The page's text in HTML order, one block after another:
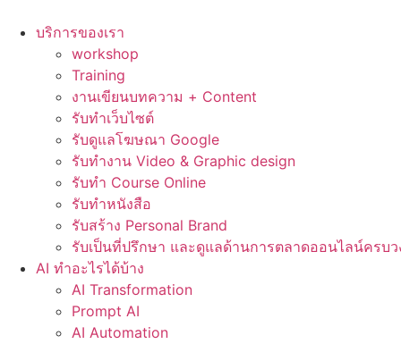
บริการของเรา
workshop
Training
งานเขียนบทความ + Content
รับทำเว็บไซต์
รับดูแลโฆษณา Google
รับทำงาน Video & Graphic design
รับทำ Course Online
รับทำหนังสือ
รับสร้าง Personal Brand
รับเป็นที่ปรึกษา และดูแลด้านการตลาดออนไลน์ครบว
AI ทำอะไรได้บ้าง
AI Transformation
Prompt AI
AI Automation